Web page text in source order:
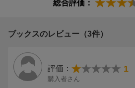
援、起業家メンタリングなどにあたりつ
掲載されていたものです）
総合評価：
ブックスのレビュー（3件）
評価： 1
購入者さん